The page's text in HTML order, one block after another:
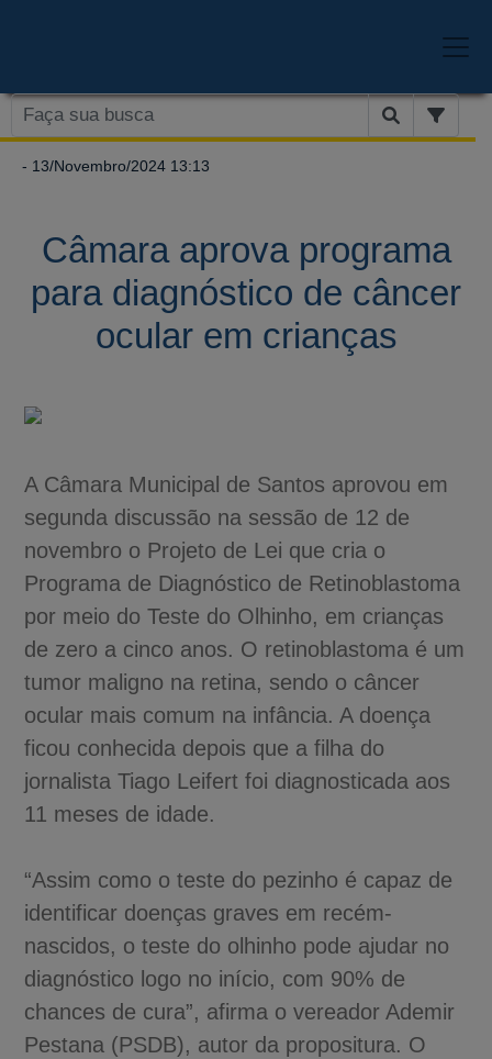
- 13/Novembro/2024 13:13
Câmara aprova programa
para diagnóstico de câncer
ocular em crianças
A Câmara Municipal de Santos aprovou em
segunda discussão na sessão de 12 de
novembro o Projeto de Lei que cria o
Programa de Diagnóstico de Retinoblastoma
por meio do Teste do Olhinho, em crianças
de zero a cinco anos. O retinoblastoma é um
tumor maligno na retina, sendo o câncer
ocular mais comum na infância. A doença
ficou conhecida depois que a filha do
jornalista Tiago Leifert foi diagnosticada aos
11 meses de idade.
“Assim como o teste do pezinho é capaz de
identificar doenças graves em recém-
nascidos, o teste do olhinho pode ajudar no
diagnóstico logo no início, com 90% de
chances de cura”, afirma o vereador Ademir
Pestana (PSDB), autor da propositura. O